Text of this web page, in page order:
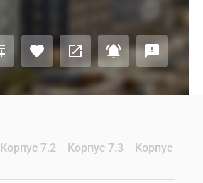
Корпус 7.2 Корпус 7.3 Корпус 7.4